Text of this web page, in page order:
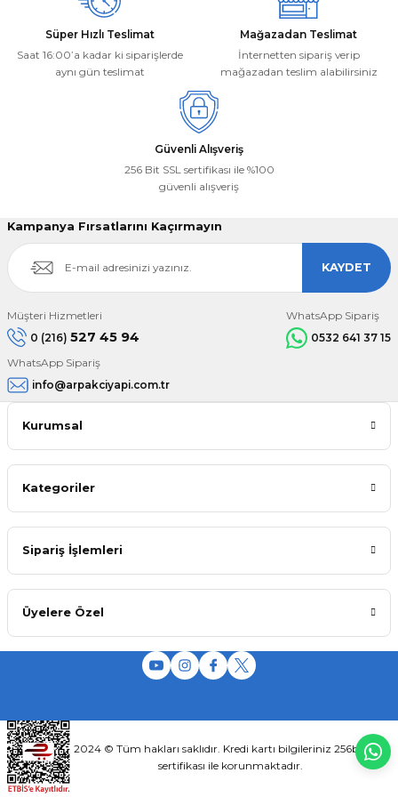
Süper Hızlı Teslimat
Saat 16:00’a kadar ki siparişlerde
aynı gün teslimat
Mağazadan Teslimat
İnternetten sipariş verip
mağazadan teslim alabilirsiniz
Güvenli Alışveriş
256 Bit SSL sertifikası ile %100
güvenli alışveriş
Kampanya Fırsatlarını Kaçırmayın
KAYDET
Müşteri Hizmetleri
0 (216) 527 45 94
WhatsApp Sipariş
0532 641 37 15
WhatsApp Sipariş
info@arpakciyapi.com.tr
Kurumsal
Kategoriler
Sipariş İşlemleri
Üyelere Özel
2024 © Tüm hakları saklıdır. Kredi kartı bilgileriniz 256bit SSL
sertifikası ile korunmaktadır.